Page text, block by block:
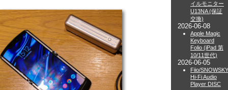
イルモニター
U13NA (保証
交換)
2026-06-08
Apple Magic
Keyboard
Folio (iPad 第
10/11世代)
2026-06-05
Fiio/SNOWSKY
Hi-Fi Audio
Player DISC